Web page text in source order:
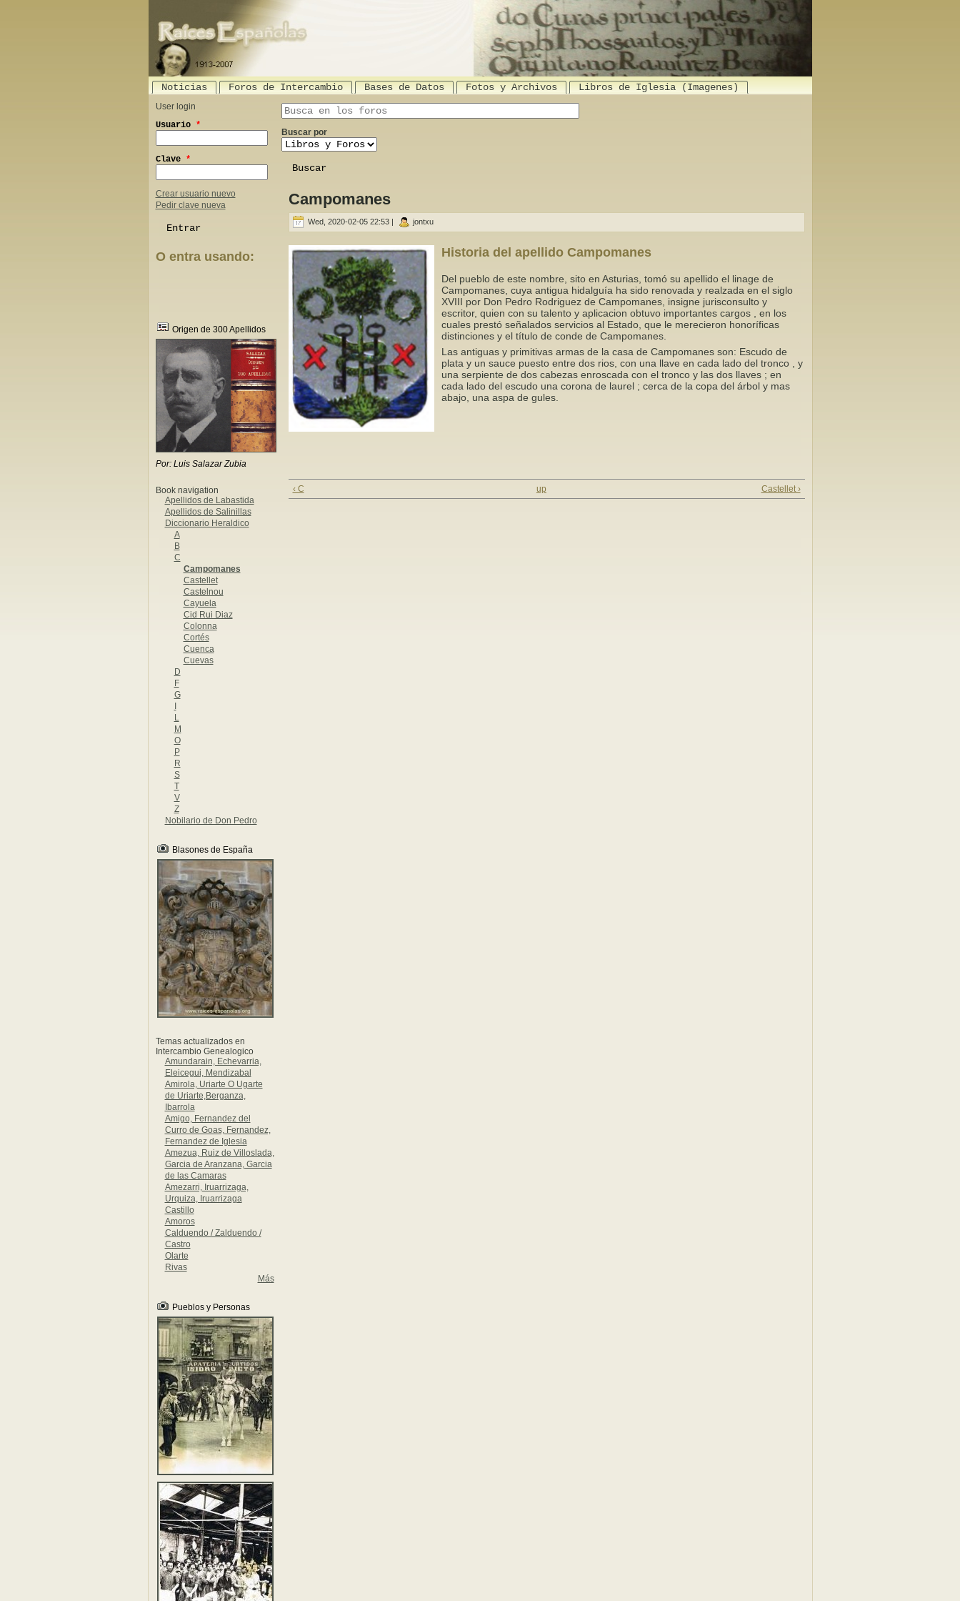
Noticias Foros de Intercambio Bases de Datos Fotos y Archivos Libros de Iglesia (Imagenes)
User login
Usuario *
Clave *
Crear usuario nuevo
Pedir clave nueva
O entra usando:
Origen de 300 Apellidos
Por: Luis Salazar Zubia
Book navigation
Apellidos de Labastida
Apellidos de Salinillas
Diccionario Heraldico
A
B
C
Campomanes
Castellet
Castelnou
Cayuela
Cid Rui Diaz
Colonna
Cortés
Cuenca
Cuevas
D
F
G
L
M
O
P
R
S
T
V
Z
Nobilario de Don Pedro
Blasones de España
Temas actualizados en
Intercambio Genealogico
Amundarain, Echevarria,
Eleicegui, Mendizabal
Amirola, Uriarte O Ugarte
de Uriarte,Berganza,
Ibarrola
Amigo, Fernandez del
Curro de Goas, Fernandez,
Fernandez de Iglesia
Amezua, Ruiz de Villoslada,
Garcia de Aranzana, Garcia
de las Camaras
Amezarri, Iruarrizaga,
Urquiza, Iruarrizaga
Castillo
Amoros
Calduendo / Zalduendo /
Castro
Olarte
Rivas
Más
Pueblos y Personas
Search this site
Buscar por
Campomanes
Wed, 2020-02-05 22:53| jontxu
Historia del apellido Campomanes
Del pueblo de este nombre, sito en Asturias, tomó su apellido el linage de
Campomanes, cuya antigua hidalguía ha sido renovada y realzada en el siglo
XVIII por Don Pedro Rodriguez de Campomanes, insigne jurisconsulto y
escritor, quien con su talento y aplicacion obtuvo importantes cargos , en los
cuales prestó señalados servicios al Estado, que le merecieron honoríficas
distinciones y el título de conde de Campomanes.
Las antiguas y primitivas armas de la casa de Campomanes son: Escudo de
plata y un sauce puesto entre dos rios, con una llave en cada lado del tronco , y
una serpiente de dos cabezas enroscada con el tronco y las dos llaves ; en
cada lado del escudo una corona de laurel ; cerca de la copa del árbol y mas
abajo, una aspa de gules.
‹ C up Castellet ›